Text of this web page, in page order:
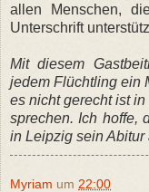
allen Menschen,
Unterschrift
Mit diesem
jedem Flüchtling ein
es nicht gerecht ist
sprechen. Ich hoffe,
in Leipzig sein Abitur
Myriam um 22:00